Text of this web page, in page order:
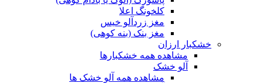
کلخونگ اعلا
مغز زردآلو خیس
مغز بنک (بنه کوهی)
خشکبار ارزان
مشاهده همه خشکبارها
آلو خشک
مشاهده همه آلو خشک ها